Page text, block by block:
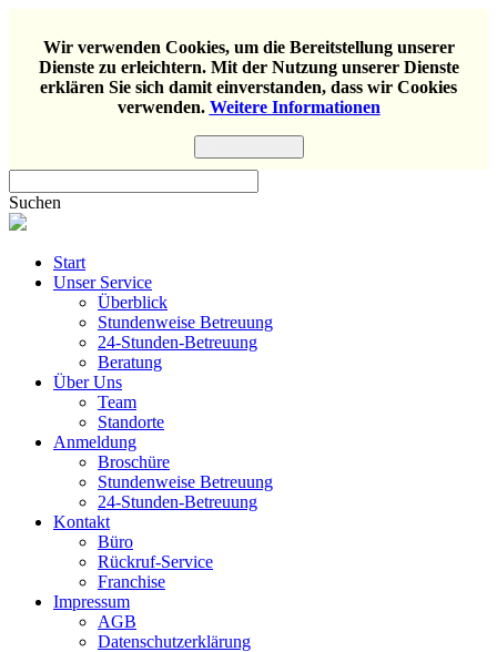
Wir verwenden Cookies, um die Bereitstellung unserer
Dienste zu erleichtern. Mit der Nutzung unserer Dienste
erklären Sie sich damit einverstanden, dass wir Cookies
verwenden. Weitere Informationen
Suchen
Start
Unser Service
Überblick
Stundenweise Betreuung
24-Stunden-Betreuung
Beratung
Über Uns
Team
Standorte
Anmeldung
Broschüre
Stundenweise Betreuung
24-Stunden-Betreuung
Kontakt
Büro
Rückruf-Service
Franchise
Impressum
AGB
Datenschutzerklärung